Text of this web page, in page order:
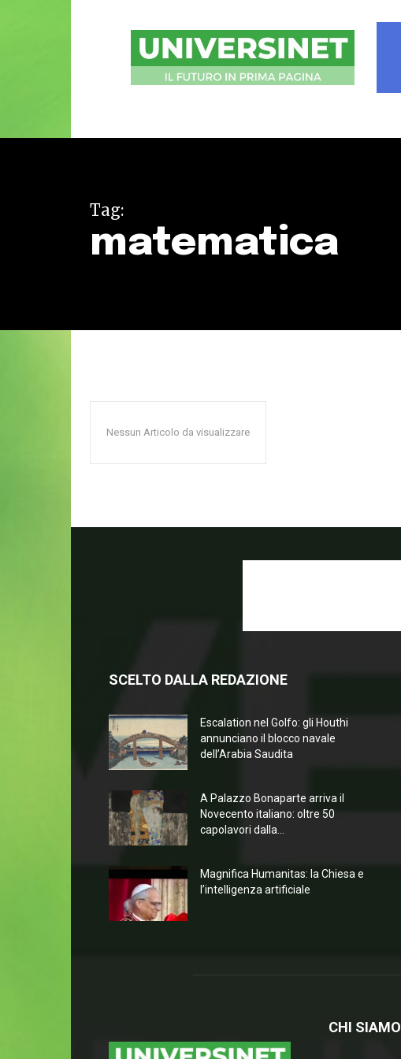
UniversiNet
Magazine
Tag:
matematica
Nessun Articolo da visualizzare
SCELTO DALLA REDAZIONE
Escalation nel Golfo: gli Houthi
annunciano il blocco navale
dell’Arabia Saudita
A Palazzo Bonaparte arriva il
Novecento italiano: oltre 50
capolavori dalla...
Magnifica Humanitas: la Chiesa e
l’intelligenza artificiale
CHI SIAMO